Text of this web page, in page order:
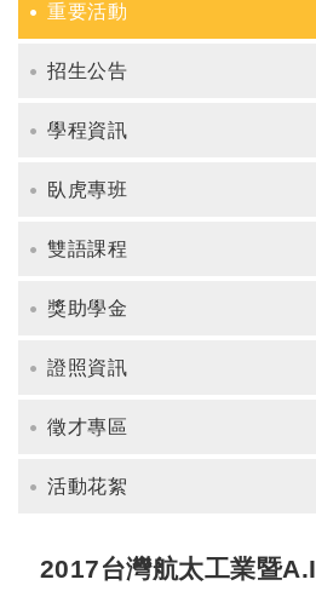
重要活動
招生公告
學程資訊
臥虎專班
雙語課程
獎助學金
證照資訊
徵才專區
活動花絮
2017台灣航太工業暨